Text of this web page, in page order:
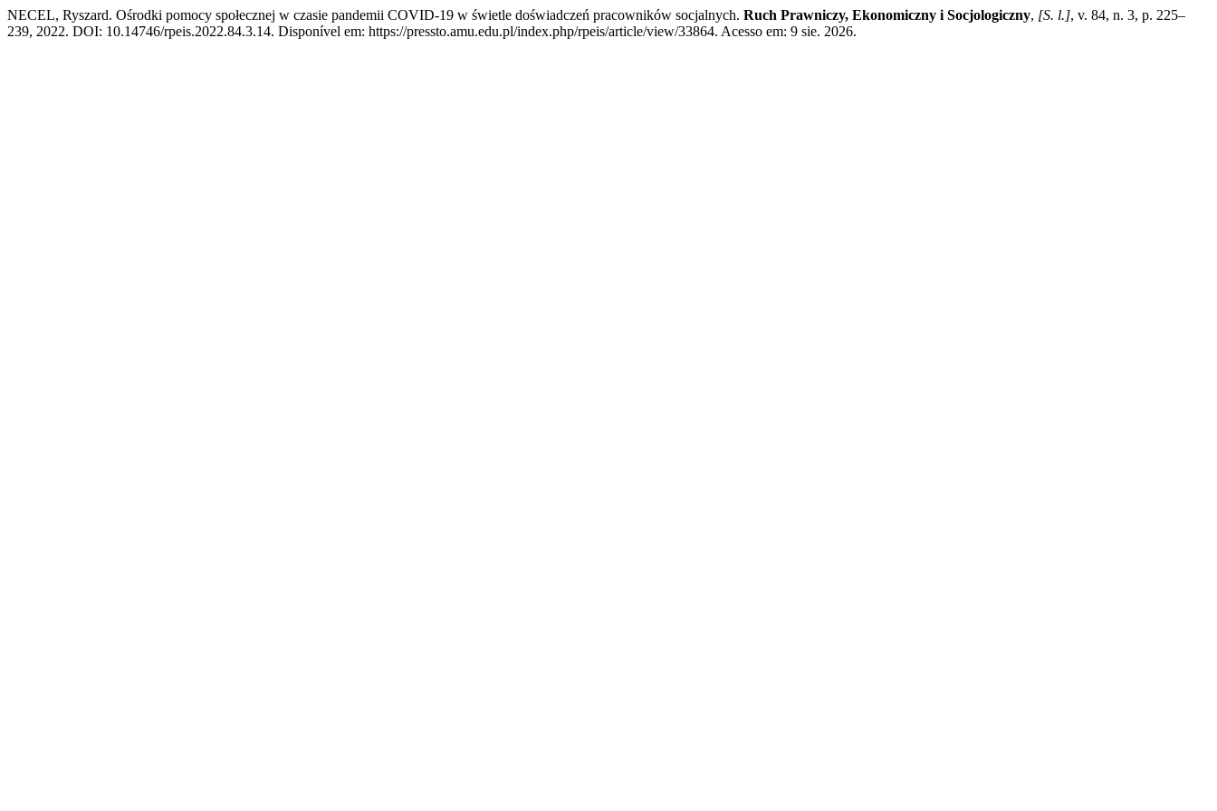
NECEL, Ryszard. Ośrodki pomocy społecznej w czasie pandemii COVID-19 w świetle doświadczeń pracowników socjalnych. Ruch Prawniczy, Ekonomiczny i Socjologiczny, [S. l.], v. 84, n. 3, p. 225–
239, 2022. DOI: 10.14746/rpeis.2022.84.3.14. Disponível em: https://pressto.amu.edu.pl/index.php/rpeis/article/view/33864. Acesso em: 9 sie. 2026.